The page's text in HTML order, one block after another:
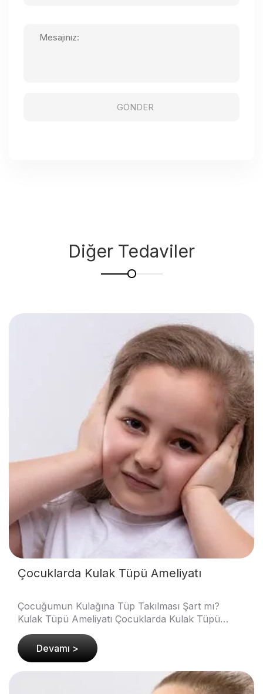
Diğer Tedaviler
Çocuklarda Kulak Tüpü Ameliyatı
Çocuğumun Kulağına Tüp Takılması Şart mı?
Kulak Tüpü Ameliyatı Çocuklarda Kulak Tüpü
Ameliyatı : Bir ebeveyn olarak duymayı en son
isteyeceğiniz cüml..
Devamı >